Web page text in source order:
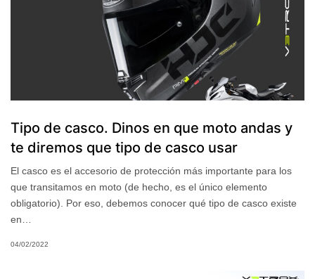
Tipo de casco. Dinos en que moto andas y
te diremos que tipo de casco usar
El casco es el accesorio de protección más importante para los
que transitamos en moto (de hecho, es el único elemento
obligatorio). Por eso, debemos conocer qué tipo de casco existe
en…
04/02/2022